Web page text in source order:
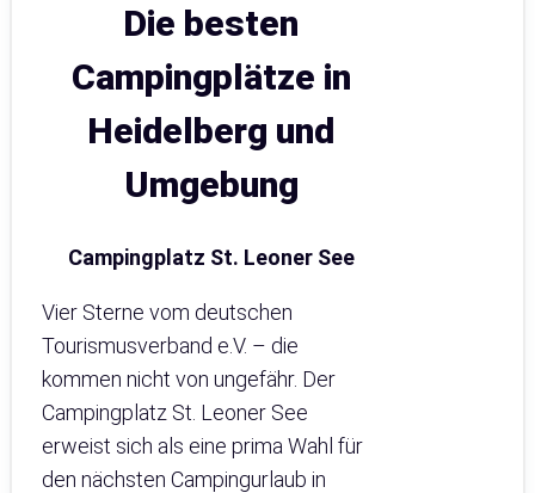
Die besten
Campingplätze in
Heidelberg und
Umgebung
Campingplatz St. Leoner See
Vier Sterne vom deutschen
Tourismusverband e.V. – die
kommen nicht von ungefähr. Der
Campingplatz St. Leoner See
erweist sich als eine prima Wahl für
den nächsten Campingurlaub in